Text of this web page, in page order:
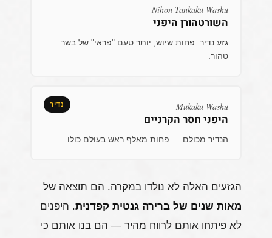
Nihon Tankaku Washu
השורטהורן היפני
גזע נדיר. פחות שיוש, יותר טעם "פראי" של בשר
טהור.
נדיר Mukaku Washu
היפני חסר הקרניים
הנדיר מכולם — פחות מאלף ראש בעולם כולו.
הגזעים האלה לא נולדו במקרה. הם תוצאה של
מאות שנים של ברירה גנטית קפדנית. היפנים
לא פיתחו אותם לרווח מהיר — הם בנו אותם כי